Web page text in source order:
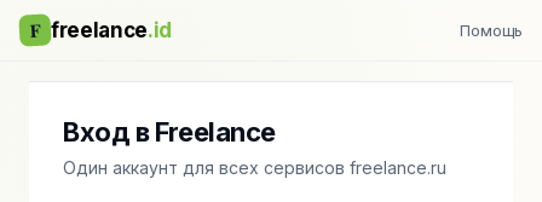
F freelance.id Помощь
Вход в Freelance
Один аккаунт для всех сервисов freelance.ru